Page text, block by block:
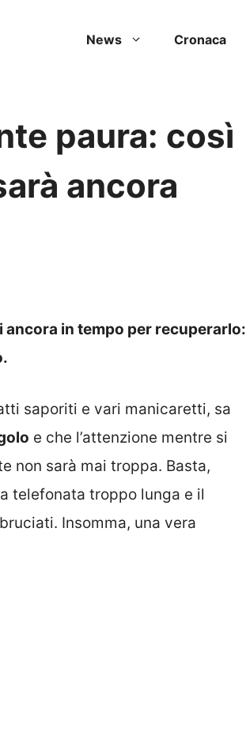
News Cronaca
paura: così
ancora
ancora in tempo per recuperarlo:
saporiti e vari manicaretti, sa
e che l’attenzione mentre si
non sarà mai troppa. Basta,
telefonata troppo lunga e il
Insomma, una vera